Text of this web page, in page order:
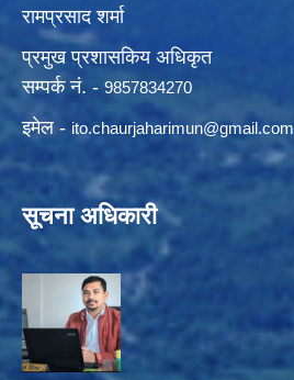
रामप्रसाद शर्मा
प्रमुख प्रशासकिय अधिकृत
सम्पर्क नं. - 9857834270
इमेल - ito.chaurjaharimun@gmail.com
सूचना अधिकारी